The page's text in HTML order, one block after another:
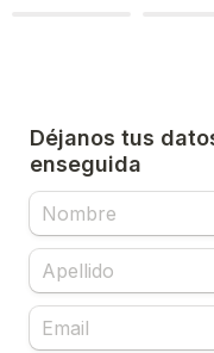
Déjanos tus
enseguida